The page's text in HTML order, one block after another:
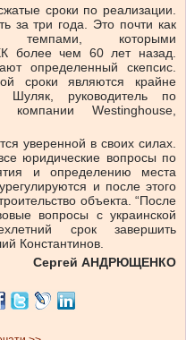
сроки по реализации.
за три года. Это почти как
темпами, которыми
более чем 60 лет назад.
определенный скепсис.
сроки являются крайне
Шуляк, руководитель по
Westinghouse,
уверенной в своих силах.
юридические вопросы по
и определению места
и после этого
объекта. “После
вопросы с украинской
срок завершить
Константинов.
Сергей АНДРЮЩЕНКО